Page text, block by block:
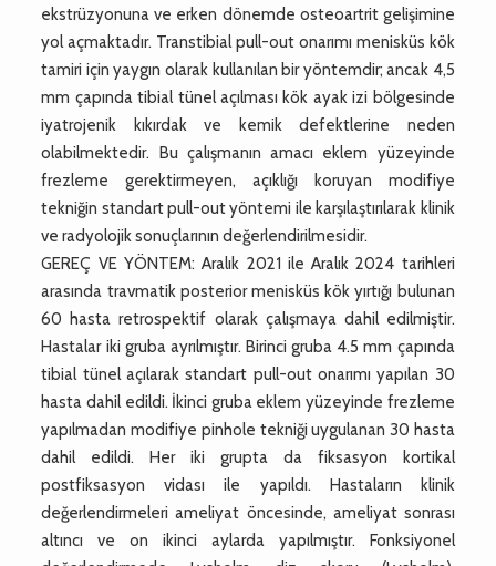
ekstrüzyonuna ve erken dönemde osteoartrit gelişimine
yol açmaktadır. Transtibial pull-out onarımı menisküs kök
tamiri için yaygın olarak kullanılan bir yöntemdir; ancak 4,5
mm çapında tibial tünel açılması kök ayak izi bölgesinde
iyatrojenik kıkırdak ve kemik defektlerine neden
olabilmektedir. Bu çalışmanın amacı eklem yüzeyinde
frezleme gerektirmeyen, açıklığı koruyan modifiye
tekniğin standart pull-out yöntemi ile karşılaştırılarak klinik
ve radyolojik sonuçlarının değerlendirilmesidir.
GEREÇ VE YÖNTEM: Aralık 2021 ile Aralık 2024 tarihleri
arasında travmatik posterior menisküs kök yırtığı bulunan
60 hasta retrospektif olarak çalışmaya dahil edilmiştir.
Hastalar iki gruba ayrılmıştır. Birinci gruba 4.5 mm çapında
tibial tünel açılarak standart pull-out onarımı yapılan 30
hasta dahil edildi. İkinci gruba eklem yüzeyinde frezleme
yapılmadan modifiye pinhole tekniği uygulanan 30 hasta
dahil edildi. Her iki grupta da fiksasyon kortikal
postfiksasyon vidası ile yapıldı. Hastaların klinik
değerlendirmeleri ameliyat öncesinde, ameliyat sonrası
altıncı ve on ikinci aylarda yapılmıştır. Fonksiyonel